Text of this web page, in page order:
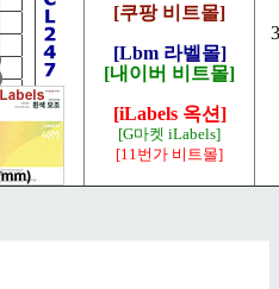
[쿠팡 비트몰]
[Lbm 라벨몰]
[내이버 비트몰]
[iLabels 옥션]
[G마켓 iLabels]
[11번가 비트몰]